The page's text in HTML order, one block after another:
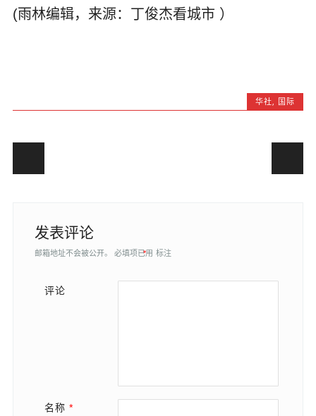
(雨林编辑，来源：丁俊杰看城市 ）
华社, 国际
发表评论
邮箱地址不会被公开。 必填项已用
* 标注
评论
名称 *